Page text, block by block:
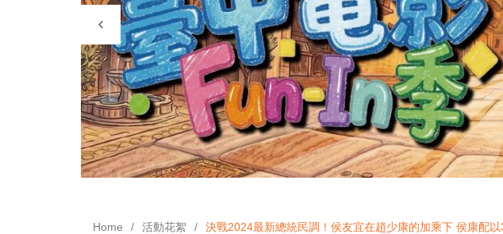
Home 活動花絮 決戰2024最新總統民調！侯友宜在趙少康的加乘下 侯康配